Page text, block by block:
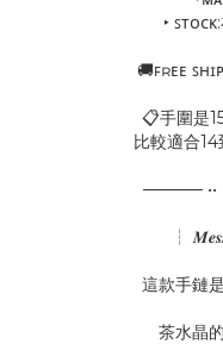
‣
🚚ꜰʀᴇᴇ
📋手圍是
比較適合
─────
┆
這款手鏈
茶水晶